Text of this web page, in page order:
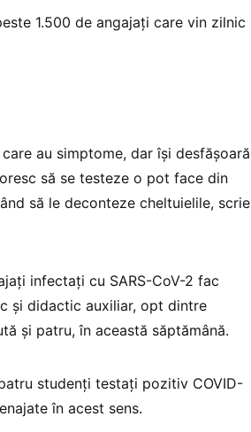
1.500 de angajaţi care vin zilnic
au simptome, dar îşi desfăşoară
să se testeze o pot face din
să le deconteze cheltuielile, scrie
infectaţi cu SARS-CoV-2 fac
şi didactic auxiliar, opt dintre
şi patru, în această săptămână.
studenţi testaţi pozitiv COVID-
în acest sens.